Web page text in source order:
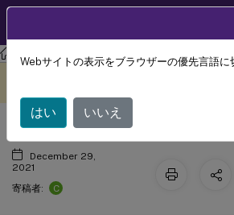
Profile Management Profile
Profile Managementと
December 29,
2021
寄稿者:
C
Webサイトの表示をブラウザーの優先言語に
はい いいえ